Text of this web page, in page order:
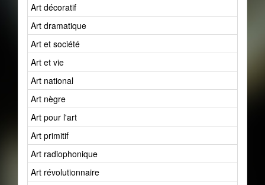
Art décoratif
Art dramatique
Art et société
Art et vie
Art national
Art nègre
Art pour l'art
Art primitif
Art radiophonique
Art révolutionnaire